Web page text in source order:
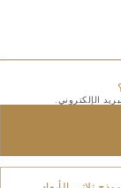
الإلكتروني.